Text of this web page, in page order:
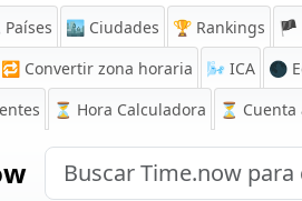
🏙️ Ciudades 🏆 Rankings 🏴
🔁 Convertir zona horaria 🌬️ ICA 🌑
⏳ Hora Calculadora ⏳ Cuenta